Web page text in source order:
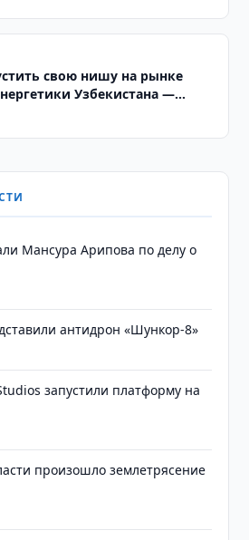
свою нишу на рынке
Узбекистана —
Мансура Арипова по делу о
антидрон «Шункор-8»
запустили платформу на
произошло землетрясение